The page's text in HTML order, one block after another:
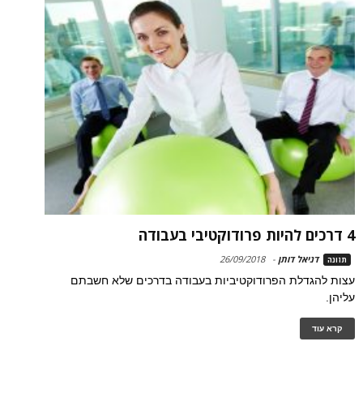
4 דרכים להיות פרודוקטיבי בעבודה
תזונה דניאל דותן -
26/09/2018
עצות להגדלת הפרודוקטיביות בעבודה בדרכים שלא חשבתם
עליהן.
קרא עוד